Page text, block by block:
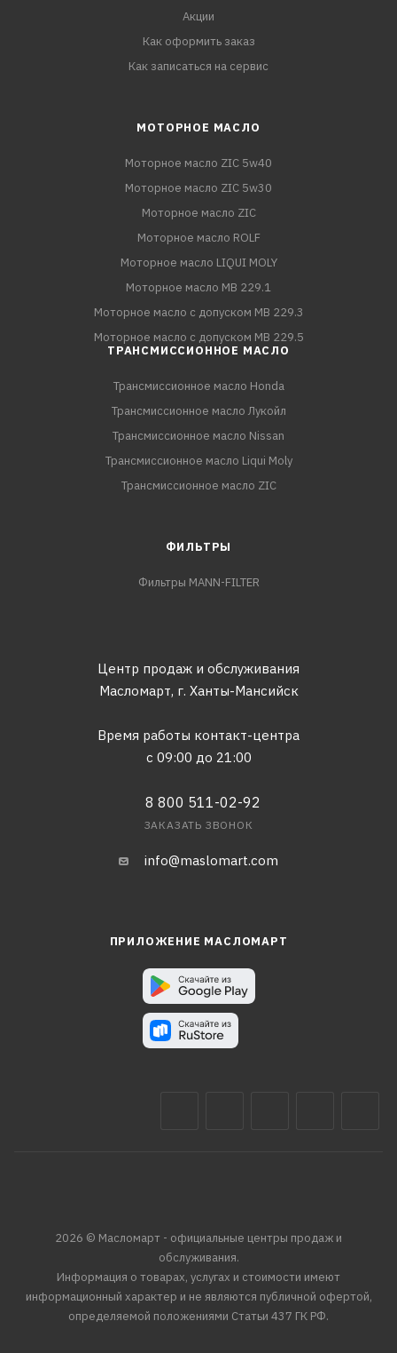
Акции
Как оформить заказ
Как записаться на сервис
МОТОРНОЕ МАСЛО
Моторное масло ZIC 5w40
Моторное масло ZIC 5w30
Моторное масло ZIC
Моторное масло ROLF
Моторное масло LIQUI MOLY
Моторное масло MB 229.1
Моторное масло с допуском MB 229.3
Моторное масло с допуском MB 229.5
ТРАНСМИССИОННОЕ МАСЛО
Трансмиссионное масло Honda
Трансмиссионное масло Лукойл
Трансмиссионное масло Nissan
Трансмиссионное масло Liqui Moly
Трансмиссионное масло ZIC
ФИЛЬТРЫ
Фильтры MANN-FILTER
Центр продаж и обслуживания
Масломарт, г. Ханты-Мансийск
Время работы контакт-центра
с 09:00 до 21:00
8 800 511-02-92
ЗАКАЗАТЬ ЗВОНОК
info@maslomart.com
ПРИЛОЖЕНИЕ МАСЛОМАРТ
2026 © Масломарт - официальные центры продаж и
обслуживания.
Информация о товарах, услугах и стоимости имеют
информационный характер и не являются публичной офертой,
определяемой положениями Статьи 437 ГК РФ.